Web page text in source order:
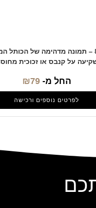
8517 – תמונה מדהימה של הכותל
על קנבס או זכוכית
החל מ- ₪79
לפרטים נוספים ורכישה